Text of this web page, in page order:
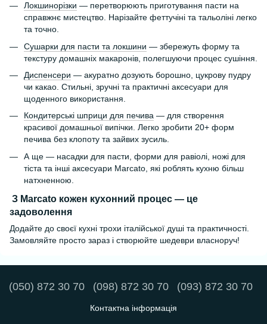
Локшинорізки — перетворюють приготування пасти на
справжнє мистецтво. Нарізайте феттучіні та тальоліні легко
та точно.
Сушарки для пасти та локшини — збережуть форму та
текстуру домашніх макаронів, полегшуючи процес сушіння.
Диспенсери — акуратно дозують борошно, цукрову пудру
чи какао. Стильні, зручні та практичні аксесуари для
щоденного використання.
Кондитерські шприци для печива — для створення
красивої домашньої випічки. Легко зробити 20+ форм
печива без клопоту та зайвих зусиль.
А ще — насадки для пасти, форми для равіолі, ножі для
тіста та інші аксесуари Marcato, які роблять кухню більш
натхненною.
З Marcato кожен кухонний процес — це
задоволення
Додайте до своєї кухні трохи італійської душі та практичності.
Замовляйте просто зараз і створюйте шедеври власноруч!
(050) 872 30 70 (098) 872 30 70 (093) 872 30 70
Контактна інформація